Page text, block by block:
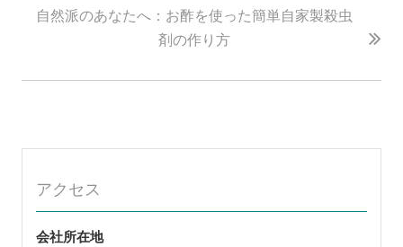
ゲ
シ
自然派のあなたへ：お酢を使った簡単自家製殺虫
剤の作り方
アクセス
会社所在地